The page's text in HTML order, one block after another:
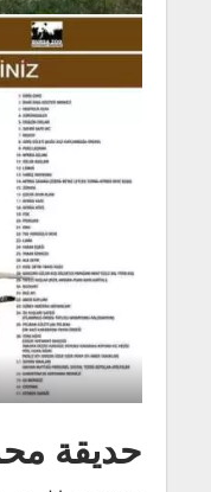
حديقة